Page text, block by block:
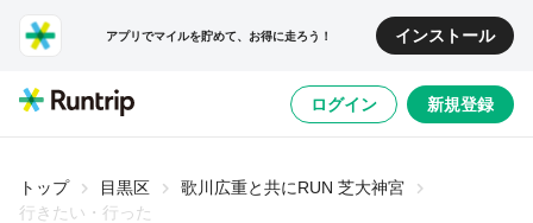
アプリでマイルを貯めて、お得に走ろう！ インストール
ログイン 新規登録
トップ 目黒区
歌川広重と共にRUN 芝大神宮
行きたい・行った